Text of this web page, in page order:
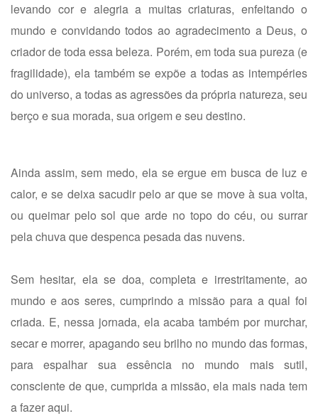
levando cor e alegria a muitas criaturas, enfeitando o
mundo e convidando todos ao agradecimento a Deus, o
criador de toda essa beleza. Porém, em toda sua pureza (e
fragilidade), ela também se expõe a todas as intempéries
do universo, a todas as agressões da própria natureza, seu
berço e sua morada, sua origem e seu destino.
Ainda assim, sem medo, ela se ergue em busca de luz e
calor, e se deixa sacudir pelo ar que se move à sua volta,
ou queimar pelo sol que arde no topo do céu, ou surrar
pela chuva que despenca pesada das nuvens.
Sem hesitar, ela se doa, completa e irrestritamente, ao
mundo e aos seres, cumprindo a missão para a qual foi
criada. E, nessa jornada, ela acaba também por murchar,
secar e morrer, apagando seu brilho no mundo das formas,
para espalhar sua essência no mundo mais sutil,
consciente de que, cumprida a missão, ela mais nada tem
a fazer aqui.